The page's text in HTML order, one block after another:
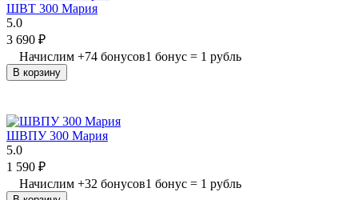
ШВТ 300 Мария
5.0
3 690 ₽
Начислим +74 бонусов1 бонус = 1 рубль
В корзину
ШВПУ 300 Мария
5.0
1 590 ₽
Начислим +32 бонусов1 бонус = 1 рубль